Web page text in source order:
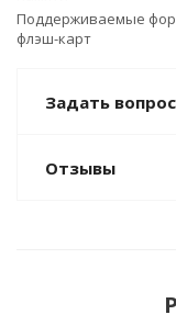
Поддерживаемые
флэш-карт
Задать вопрос
Отзывы